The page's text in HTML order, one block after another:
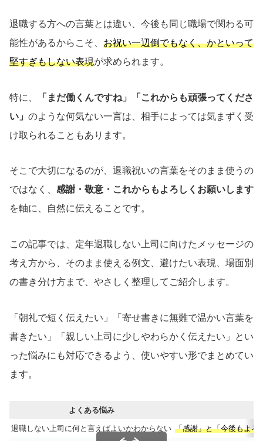
退職する方への言葉とは違い、今後も同じ職場で関わる可
能性があるからこそ、 お祝い一辺倒でもなく、かといって
堅すぎもしない表現が求められます。
特に、
「まだ働くんですね」「これからも頑張ってくださ
い」 のような何気ない一言は、相手によっては気まずく受
け取られることもあります。
そこで大切になるのが、退職祝いの言葉をそのまま使うの
ではなく、 感謝・敬意・これからもよろしくお願いします
を軸に、自然に伝えることです。
この記事では、定年退職しない上司に向けたメッセージの
考え方から、そのまま使える例文、避けたい表現、場面別
の書き分け方まで、やさしく整理してご紹介します。
「朝礼で短く伝えたい」「寄せ書きに無難で温かい言葉を
書きたい」「親しい上司に少しやわらかく伝えたい」とい
った悩みにも対応できるよう、使いやすい形でまとめてい
ます。
よくある悩み
退職しない上司に何と言えばよいかわからない 「感謝」と「今後もよろ